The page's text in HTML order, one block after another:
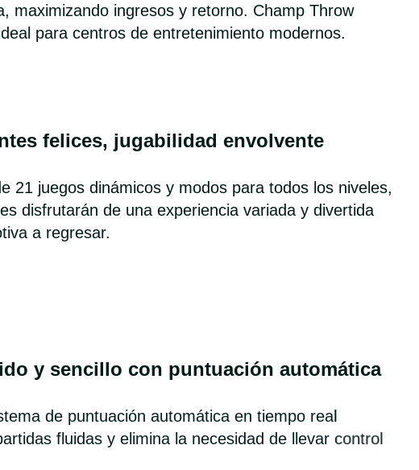
maximizando ingresos y retorno. Champ Throw
para centros de entretenimiento modernos.
felices, jugabilidad envolvente
21 juegos dinámicos y modos para todos los niveles,
disfrutarán de una experiencia variada y divertida
a regresar.
y sencillo con puntuación automática
de puntuación automática en tiempo real
fluidas y elimina la necesidad de llevar control